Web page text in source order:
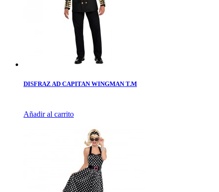
DISFRAZ AD CAPITAN WINGMAN T.M
Añadir al carrito